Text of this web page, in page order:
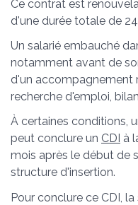
Ce contrat est
d'une durée totale de
Un salarié embauché
notamment avant de
d'un accompagnement
recherche d'emploi,
À certaines conditions,
peut conclure un CDI à
mois après le début de
structure d'insertion.
Pour conclure ce CDI,